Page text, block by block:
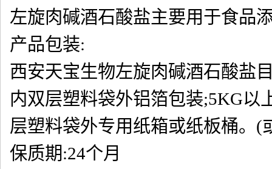
左旋肉碱酒石酸盐主要用于食品
产品包装:
西安天宝生物左旋肉碱酒石酸盐
内双层塑料袋外铝箔包装;5KG以
层塑料袋外专用纸箱或纸板桶。(
保质期:24个月